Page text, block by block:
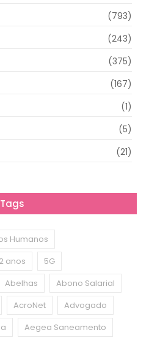
(793)
(243)
(375)
(167)
(1)
(5)
(21)
Tags
Humanos
anos
5G
Abelhas
Abono Salarial
AcroNet
Advogado
Aegea Saneamento